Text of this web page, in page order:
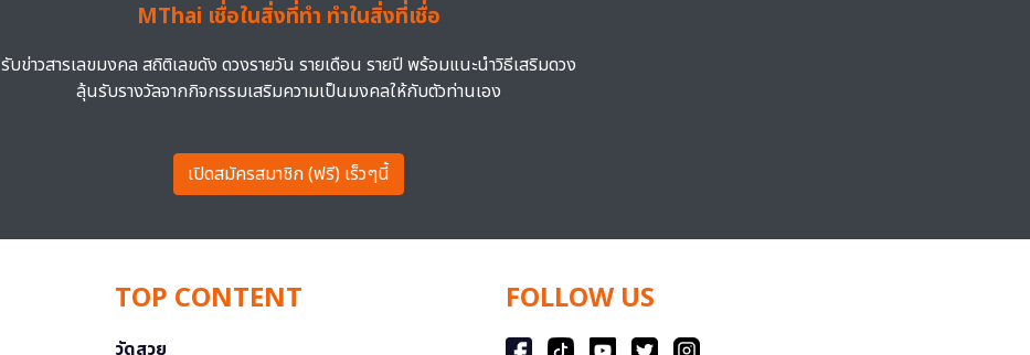
MThai เชื่อในสิ่งที่ทำ ทำในสิ่งที่เชื่อ
รับข่าวสารเลขมงคล สถิติเลขดัง ดวงรายวัน รายเดือน รายปี พร้อมแนะนำวิธีเสริมดวง
ลุ้นรับรางวัลจากกิจกรรมเสริมความเป็นมงคลให้กับตัวท่านเอง
เปิดสมัครสมาชิก (ฟรี) เร็วๆนี้
TOP CONTENT
วัดสวย
FOLLOW US